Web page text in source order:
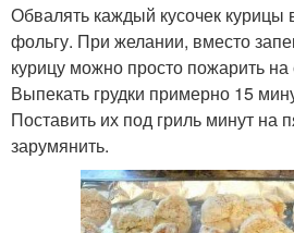
Обвалять каждый кусочек курицы
фольгу. При желании, вместо
курицу можно просто пожарить на
Выпекать грудки примерно 15
Поставить их под гриль минут на
зарумянить.